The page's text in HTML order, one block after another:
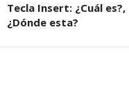
Tecla Insert: ¿Cuál es?,
¿Dónde esta?